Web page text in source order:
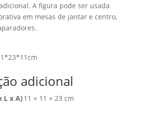
A figura pode ser usada
em mesas de jantar e centro,
adicional
L x A) 11 × 11 × 23 cm